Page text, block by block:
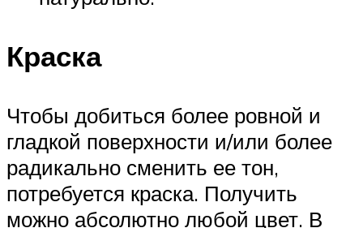
Краска
Чтобы добиться более ровной и
гладкой поверхности и/или более
радикально сменить ее тон,
потребуется краска. Получить
можно абсолютно любой цвет. В